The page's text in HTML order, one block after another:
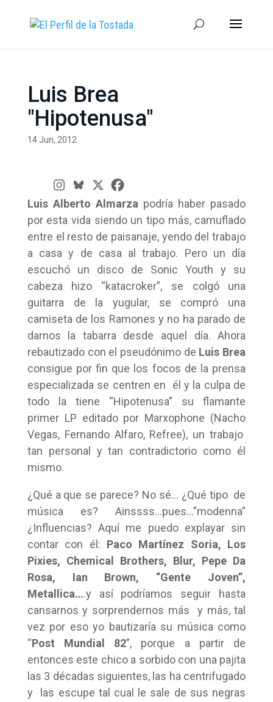
Luis Brea
"Hipotenusa"
14 Jun, 2012
Luis Alberto Almarza podría haber pasado
por esta vida siendo un tipo más, camuflado
entre el resto de paisanaje, yendo del trabajo
a casa y de casa al trabajo. Pero un día
escuchó un disco de Sonic Youth y su
cabeza hizo “katacroker”, se colgó una
guitarra de la yugular, se compró una
camiseta de los Ramones y no ha parado de
darnos la tabarra desde aquel día. Ahora
rebautizado con el pseudónimo de Luis Brea
consigue por fin que los focos de la prensa
especializada se centren en él y la culpa de
todo la tiene “Hipotenusa” su flamante
primer LP editado por Marxophone (Nacho
Vegas, Fernando Alfaro, Refree), un trabajo
tan personal y tan contradictorio como él
mismo.
¿Qué a que se parece? No sé… ¿Qué tipo de
música es? Ainssss…pues…”modenna”
¿Influencias? Aquí me puedo explayar sin
contar con él: Paco Martínez Soria, Los
Pixies, Chemical Brothers, Blur, Pepe Da
Rosa, Ian Brown, “Gente Joven”,
Metallica….y así podríamos seguir hasta
cansarnos y sorprendernos más y más, tal
vez por eso yo bautizaría su música como
“Post Mundial 82”, porque a partir de
entonces este chico a sorbido con una pajita
las 3 décadas siguientes, las ha centrifugado
y las escupe tal cual le sale de sus negras